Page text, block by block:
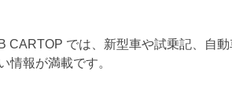
CARTOP では、新型車や試乗記、自
情報が満載です。